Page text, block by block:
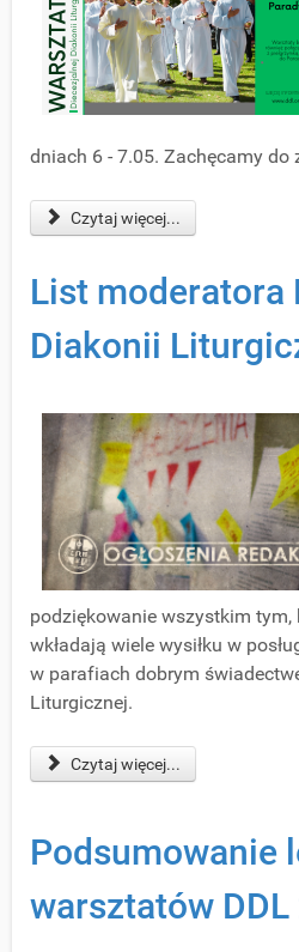
dniach 6 - 7.05. Zachęcamy do
Czytaj więcej...
List moderatora
Diakonii
podziękowanie wszystkim tym,
wkładają wiele wysiłku w
w parafiach dobrym
Liturgicznej.
Czytaj więcej...
Podsumowanie
warsztatów DDL